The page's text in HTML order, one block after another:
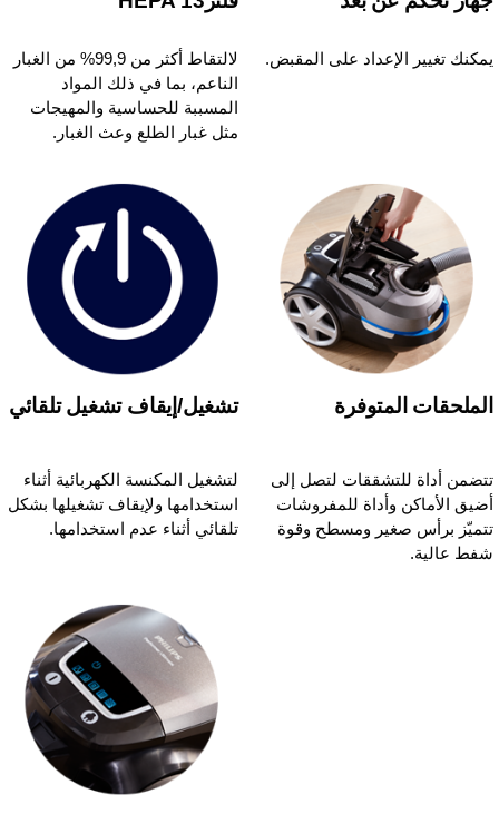
لالتقاط أكثر من 99,9% من الغبار
الناعم، بما في ذلك المواد
المسببة للحساسية والمهيجات
مثل غبار الطلع وعث الغبار.
تغيير الإعداد على المقبض.
تشغيل/إيقاف تشغيل تلقائي
لتشغيل المكنسة الكهربائية أثناء
استخدامها ولإيقاف تشغيلها بشكل
تلقائي أثناء عدم استخدامها.
المتوفرة
أداة للتشققات لتصل إلى
الأماكن وأداة للمفروشات
برأس صغير ومسطح وقوة
عالية.